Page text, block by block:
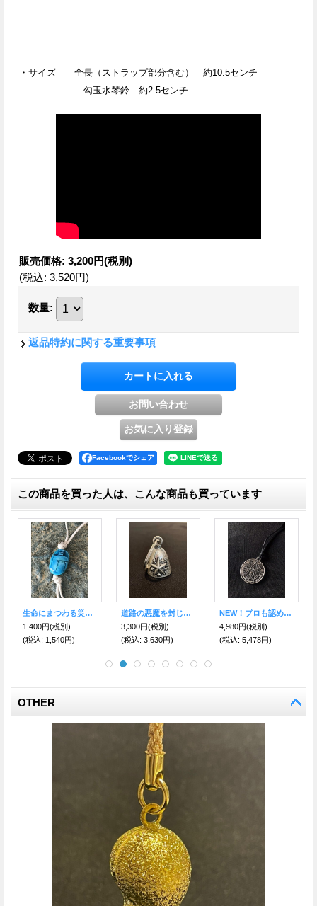
・サイズ 全長（ストラップ部分含む） 約10.5センチ
勾玉水琴鈴 約2.5センチ
販売価格: 3,200円(税別)
(税込: 3,520円)
数量:
返品特約に関する重要事項
Facebookでシェア
この商品を買った人は、こんな商品も買っています
魔を寄せ付けない！木槿（ムクゲ）の薔薇 十字架ネックレス
2,200円(税別)
(税込: 2,420円)
幸運を呼ぶ清めの音色 水琴鈴 金運を呼び寄せる 〜金〜
3,480円(税別)
(税込: 3,828円)
魔を祓い幸運を呼ぶ勾玉！金運・仕事運アップに！タイガーアイ（虎目石）
1,700円(税別)
(税込: 1,870円)
OTHER